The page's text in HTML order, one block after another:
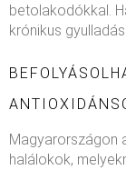
betolakodókkal.
krónikus
Magyarországon
halálokok,